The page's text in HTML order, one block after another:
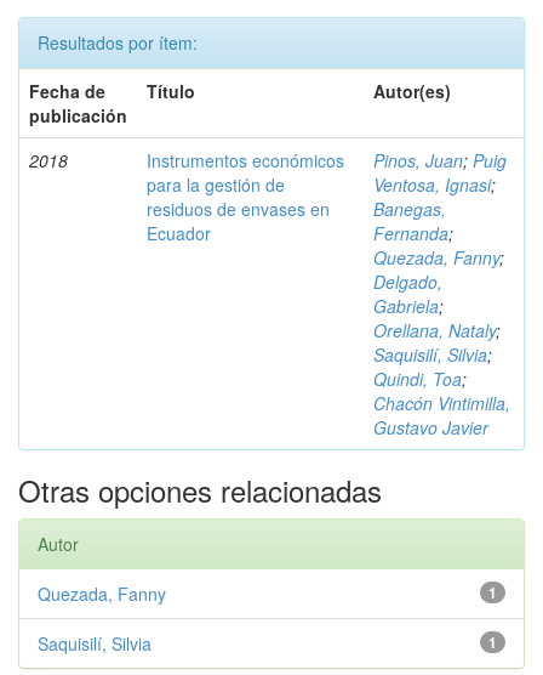
Resultados por ítem:
Fecha de
publicación
Título Autor(es)
2018
Instrumentos económicos
para la gestión de
residuos de envases en
Ecuador
Pinos, Juan; Puig
Ventosa, Ignasi;
Banegas,
Fernanda;
Quezada, Fanny;
Delgado,
Gabriela;
Orellana, Nataly;
Saquisilí, Silvia;
Quindi, Toa;
Chacón Vintimilla,
Gustavo Javier
Otras opciones relacionadas
Autor
1
Quezada, Fanny
1
Saquisilí, Silvia